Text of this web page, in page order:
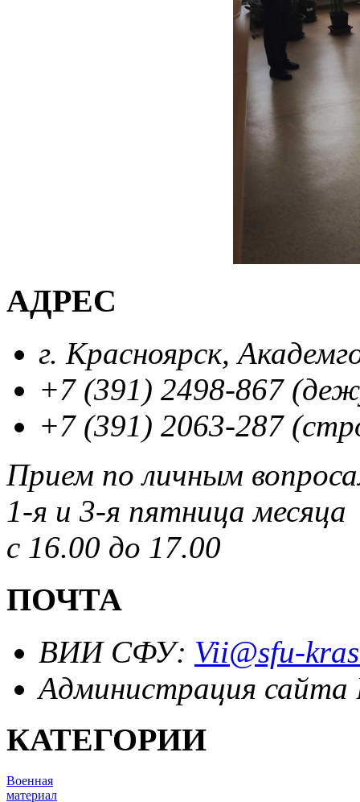
АДРЕС
г. Красноярск,
+7 (391) 2498-867
+7 (391) 2063-287
Прием по личным
1-я и 3-я пятница месяца
с 16.00 до 17.00
ПОЧТА
ВИИ СФУ: Vii@sfu-
Администрация
КАТЕГОРИИ
Военная
материал